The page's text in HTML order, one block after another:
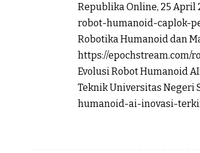
Republika Online, 25 April
robot-humanoid-caplok-
Robotika Humanoid dan
https://
Evolusi Robot Humanoid
Teknik Universitas Negeri
humanoid-ai-inovasi-